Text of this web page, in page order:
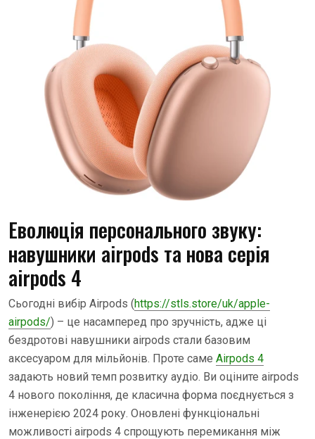
Еволюція персонального звуку:
навушники airpods та нова серія
airpods 4
Сьогодні вибір Airpods (https://stls.store/uk/apple-
airpods/) – це насамперед про зручність, адже ці
бездротові навушники airpods стали базовим
аксесуаром для мільйонів. Проте саме Airpods 4
задають новий темп розвитку аудіо. Ви оціните airpods
4 нового покоління, де класична форма поєднується з
інженерією 2024 року. Оновлені функціональні
можливості airpods 4 спрощують перемикання між